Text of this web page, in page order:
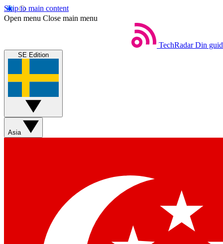
Skip to main content
Open menu Close main menu
TechRadar Din
SE Edition
Asia